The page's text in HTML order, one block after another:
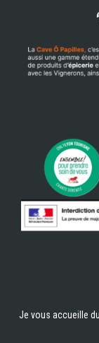
Je vous accueille du